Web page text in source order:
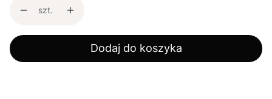
szt.
Dodaj do koszyka